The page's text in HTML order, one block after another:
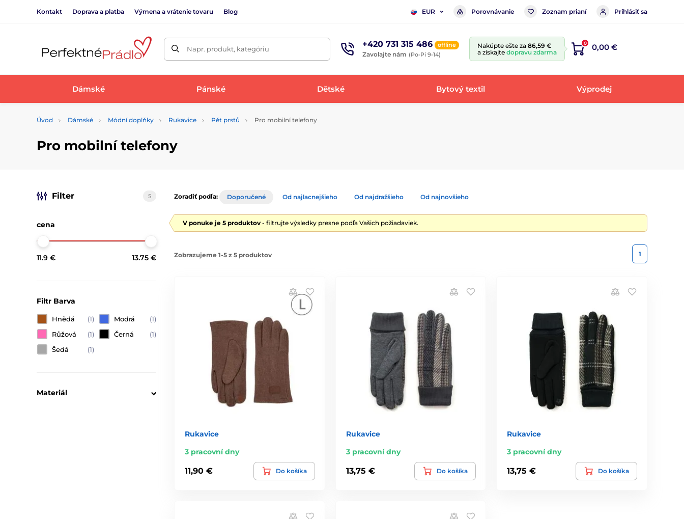
Kontakt Doprava a platba Výmena a vrátenie tovaru Blog EUR Porovnávanie Zoznam prianí Prihlásiť sa
Napr. produkt, kategóriu +420 731 315 486 offline
Zavolajte nám (Po-Pi 9-14)
Nakúpte ešte za 86,59 €
a získajte dopravu zdarma
0 0,00 €
Dámské Pánské Dětské Bytový textil Výprodej
Úvod Dámské Módní doplňky Rukavice Pět prstů Pro mobilní telefony
Pro mobilní telefony
Filter 5
cena
11.9 € 13.75 €
Filtr Barva
Hnědá (1) Modrá
(1)
Růžová
(1) Černá
(1)
Šedá
(1)
Materiál
Zoradiť podľa: Doporučené Od najlacnejšieho Od najdražšieho Od najnovšieho
V ponuke je 5 produktov - filtrujte výsledky presne podľa Vašich požiadaviek.
Zobrazujeme 1-5 z 5 produktov 1
Rukavice
3 pracovní dny
11,90 € Do košíka
Rukavice
3 pracovní dny
13,75 € Do košíka
Rukavice
3 pracovní dny
13,75 € Do košíka